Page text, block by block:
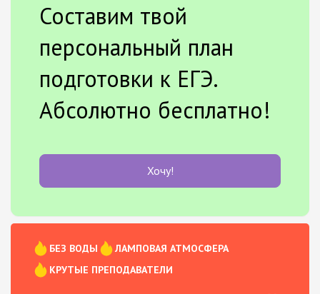
Составим твой
персональный план
подготовки к ЕГЭ.
Абсолютно бесплатно!
Хочу!
БЕЗ ВОДЫ
ЛАМПОВАЯ АТМОСФЕРА
КРУТЫЕ ПРЕПОДАВАТЕЛИ